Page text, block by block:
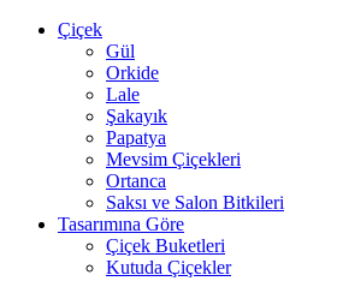
Çiçek
Gül
Orkide
Lale
Şakayık
Papatya
Mevsim Çiçekleri
Ortanca
Saksı ve Salon Bitkileri
Tasarımına Göre
Çiçek Buketleri
Kutuda Çiçekler